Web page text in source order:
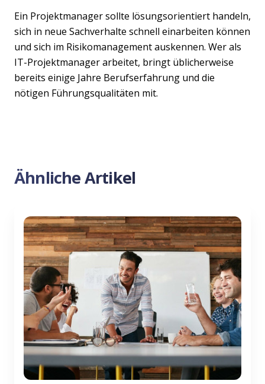
Ein Projektmanager sollte lösungsorientiert handeln,
sich in neue Sachverhalte schnell einarbeiten können
und sich im Risikomanagement auskennen. Wer als
IT-Projektmanager arbeitet, bringt üblicherweise
bereits einige Jahre Berufserfahrung und die
nötigen Führungsqualitäten mit.
Ähnliche Artikel